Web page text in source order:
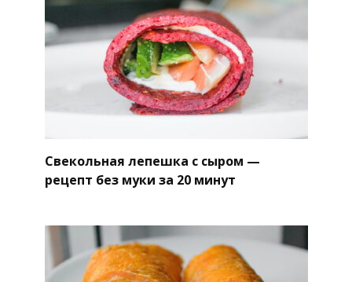
Свекольная лепешка с сыром —
рецепт без муки за 20 минут